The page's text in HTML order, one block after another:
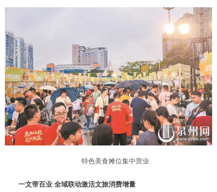
特色美食摊位集中营业
一文带百业 全域联动激活文旅消费增量